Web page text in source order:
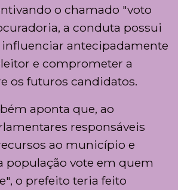
o chamado "voto
a conduta possui
antecipadamente
e comprometer a
os futuros candidatos.
aponta que, ao
responsáveis
ao município e
população vote em quem
o prefeito teria feito